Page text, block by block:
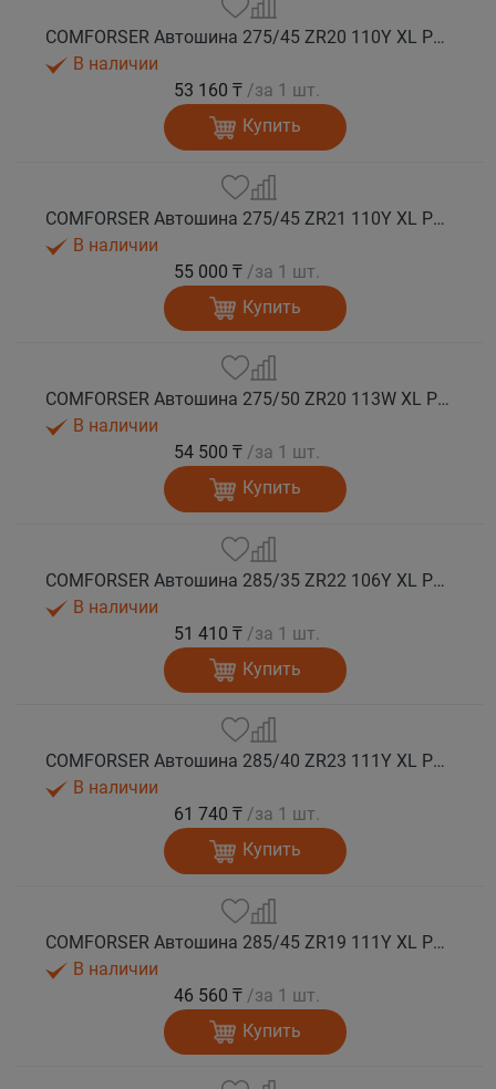
COMFORSER Автошина 275/45 ZR20 110Y XL PURESPEED лето
В наличии
53 160 ₸ /за 1 шт.
Купить
COMFORSER Автошина 275/45 ZR21 110Y XL PURESPEED лето
В наличии
55 000 ₸ /за 1 шт.
Купить
COMFORSER Автошина 275/50 ZR20 113W XL PURESPEED лето
В наличии
54 500 ₸ /за 1 шт.
Купить
COMFORSER Автошина 285/35 ZR22 106Y XL PURESPEED лето
В наличии
51 410 ₸ /за 1 шт.
Купить
COMFORSER Автошина 285/40 ZR23 111Y XL PURESPEED лето
В наличии
61 740 ₸ /за 1 шт.
Купить
COMFORSER Автошина 285/45 ZR19 111Y XL PURESPEED лето
В наличии
46 560 ₸ /за 1 шт.
Купить